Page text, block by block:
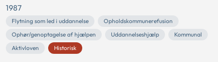
1987
Flytning som led i uddannelse
Opholdskommunerefusion
Ophør/genoptagelse af hjælpen
Uddannelseshjælp
Kommunal
Aktivloven
Historisk